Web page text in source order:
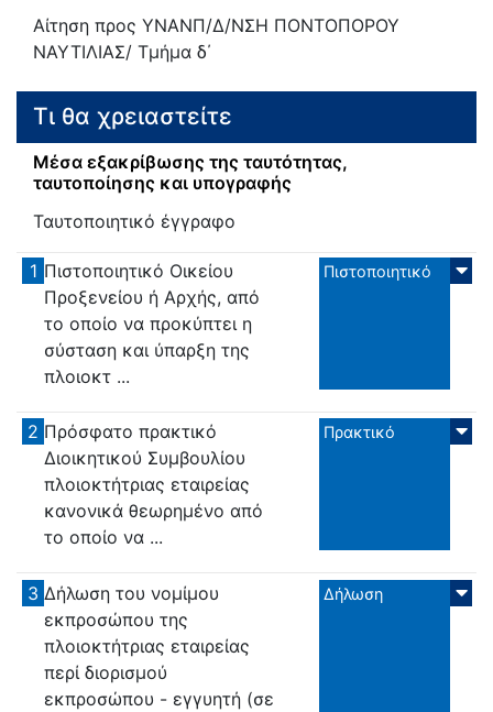
Αίτηση προς ΥΝΑΝΠ/Δ/ΝΣΗ ΠΟΝΤΟΠΟΡΟΥ
ΝΑΥΤΙΛΙΑΣ/ Τμήμα δ΄
Τι θα χρειαστείτε
Μέσα εξακρίβωσης της ταυτότητας,
ταυτοποίησης και υπογραφής
Ταυτοποιητικό έγγραφο
1 Πιστοποιητικό Οικείου
Προξενείου ή Αρχής, από
το οποίο να προκύπτει η
σύσταση και ύπαρξη της
πλοιοκτ ...
Πιστοποιητικό
2 Πρόσφατο πρακτικό
Διοικητικού Συμβουλίου
πλοιοκτήτριας εταιρείας
κανονικά θεωρημένο από
το οποίο να ...
Πρακτικό
3 Δήλωση του νομίμου
εκπροσώπου της
πλοιοκτήτριας εταιρείας
περί διορισμού
εκπροσώπου - εγγυητή (σε
Δήλωση